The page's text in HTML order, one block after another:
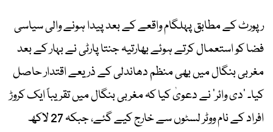
رپورٹ کے مطابق پہلگام واقعے کے بعد پیدا ہونے والی سیاسی
فضا کو استعمال کرتے ہوئے بھارتیہ جنتا پارٹی نے بہار کے بعد
مغربی بنگال میں بھی منظم دھاندلی کے ذریعے اقتدار حاصل
کیا۔ ’دی وائر‘ نے دعویٰ کیا کہ مغربی بنگال میں تقریباً ایک کروڑ
افراد کے نام ووٹر لسٹوں سے خارج کیے گئے، جبکہ 27 لاکھ